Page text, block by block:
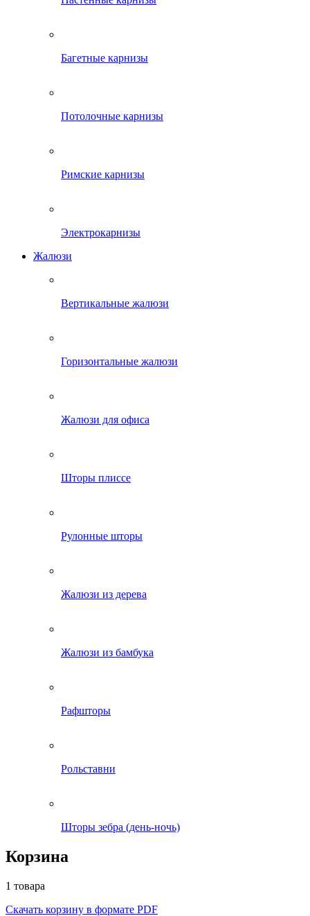
Багетные карнизы
Потолочные карнизы
Римские карнизы
Электрокарнизы
Жалюзи
Вертикальные жалюзи
Горизонтальные жалюзи
Жалюзи для офиса
Шторы плиссе
Рулонные шторы
Жалюзи из дерева
Жалюзи из бамбука
Рафшторы
Рольставни
Шторы зебра (день-ночь)
Корзина
1 товара
Скачать корзину в формате PDF